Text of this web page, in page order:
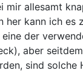
mir allesamt
her kann ich es
der
aber
sind solche